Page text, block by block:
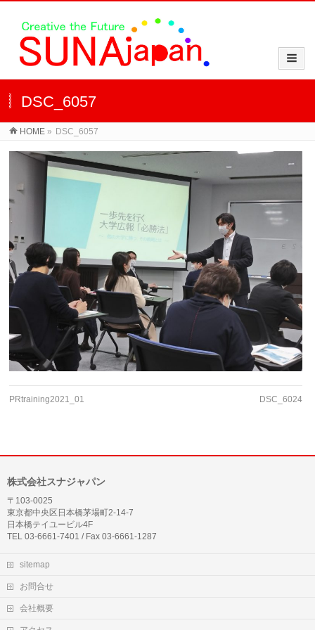
DSC_6057
HOME » DSC_6057
PRtraining2021_01 DSC_6024
株式会社スナジャパン
〒103-0025
東京都中央区日本橋茅場町2-14-7
日本橋テイユービル4F
TEL 03-6661-7401 / Fax 03-6661-1287
sitemap
お問合せ
会社概要